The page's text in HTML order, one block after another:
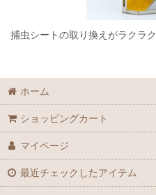
捕虫シートの取り換えがラクラク
ホーム
ショッピングカート
マイページ
最近チェックしたアイテム